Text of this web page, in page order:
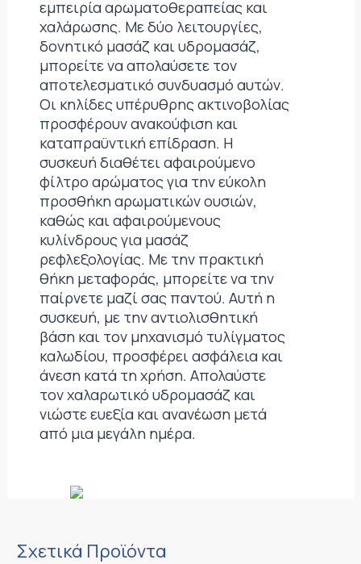
εμπειρία αρωματοθεραπείας και
χαλάρωσης. Με δύο λειτουργίες,
δονητικό μασάζ και υδρομασάζ,
μπορείτε να απολαύσετε τον
αποτελεσματικό συνδυασμό αυτών.
Οι κηλίδες υπέρυθρης ακτινοβολίας
προσφέρουν ανακούφιση και
καταπραϋντική επίδραση. Η
συσκευή διαθέτει αφαιρούμενο
φίλτρο αρώματος για την εύκολη
προσθήκη αρωματικών ουσιών,
καθώς και αφαιρούμενους
κυλίνδρους για μασάζ
ρεφλεξολογίας. Με την πρακτική
θήκη μεταφοράς, μπορείτε να την
παίρνετε μαζί σας παντού. Αυτή η
συσκευή, με την αντιολισθητική
βάση και τον μηχανισμό τυλίγματος
καλωδίου, προσφέρει ασφάλεια και
άνεση κατά τη χρήση. Απολαύστε
τον χαλαρωτικό υδρομασάζ και
νιώστε ευεξία και ανανέωση μετά
από μια μεγάλη ημέρα.
Σχετικά Προϊόντα